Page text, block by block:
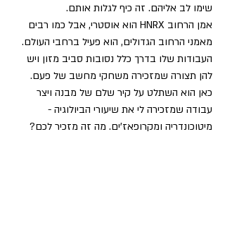
שימו לב אליהם. זה כיף לגלות אותם.
אמן הרחוב HNRX הוא אוסטרי, אבל כמו רבים
מאמני הרחוב הגדולים, הוא פעיל ברחבי העולם.
העבודות שלו בדרך כלל נסובות סביב מזון ויש
להן תצורה שמזכירה משחקי מחשב של פעם.
כאן הוא השתלט על קיר שלם של מבנה ויצר
עבודה שמזכירה לי את שיעורי הביולוגיה -
מיטוכונדריה ומקרופאז'ים. מה זה מזכיר לכם?